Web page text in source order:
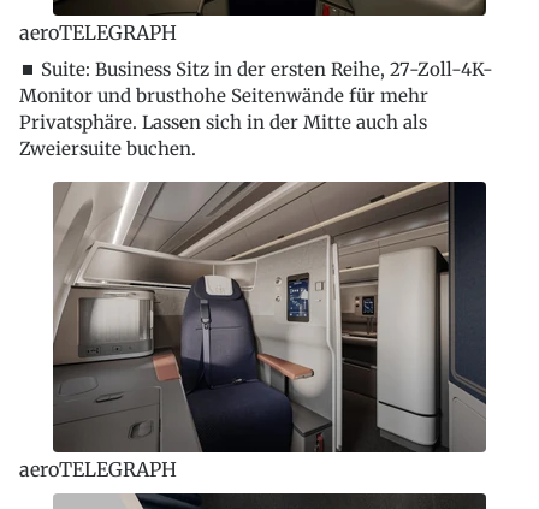
aeroTELEGRAPH
⏹ Suite: Business Sitz in der ersten Reihe, 27-Zoll-4K-
Monitor und brusthohe Seitenwände für mehr
Privatsphäre. Lassen sich in der Mitte auch als
Zweiersuite buchen.
aeroTELEGRAPH